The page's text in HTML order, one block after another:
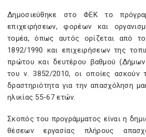
Δημοσιεύθηκε στο ΦΕΚ το
επιχειρήσεων, φορέων και
τομέα, όπως αυτός ορίζεται από
1892/1990 και επιχειρήσεων της
πρώτου και δευτέρου βαθμού
του ν. 3852/2010, οι οποίες ασκούν
δραστηριότητα για την απασχόληση
ηλικίας 55-67 ετών.
Σκοπός του προγράμματος είναι η
θέσεων εργασίας πλήρους